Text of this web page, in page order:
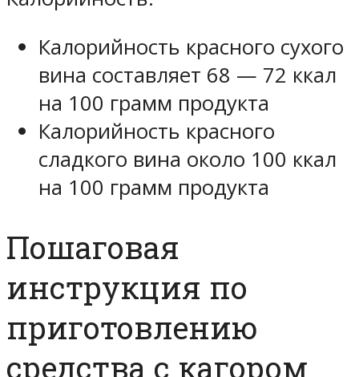
Калорийность красного сухого
вина составляет 68 — 72 ккал
на 100 грамм продукта
Калорийность красного
сладкого вина около 100 ккал
на 100 грамм продукта
Пошаговая
инструкция по
приготовлению
средства с кагором